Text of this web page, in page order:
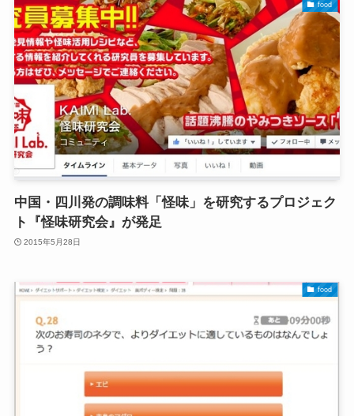
food
中国・四川発の調味料「怪味」を研究するプロジェク
ト『怪味研究会』が発足
2015年5月28日
food